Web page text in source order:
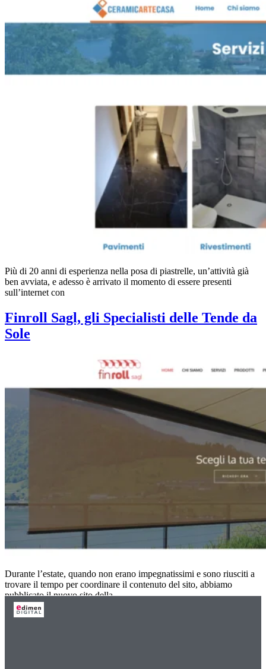
Più di 20 anni di esperienza nella posa di piastrelle, un’attività già
ben avviata, e adesso è arrivato il momento di essere presenti
sull’internet con
Finroll Sagl, gli Specialisti delle Tende da
Sole
Durante l’estate, quando non erano impegnatissimi e sono riusciti a
trovare il tempo per coordinare il contenuto del sito, abbiamo
pubblicato il nuovo sito della